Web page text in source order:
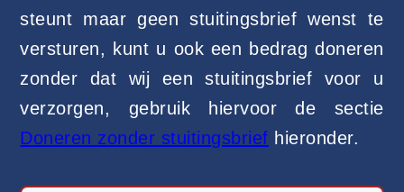
steunt maar geen stuitingsbrief wenst te
versturen, kunt u ook een bedrag doneren
zonder dat wij een stuitingsbrief voor u
verzorgen, gebruik hiervoor de sectie
Doneren zonder stuitingsbrief hieronder.